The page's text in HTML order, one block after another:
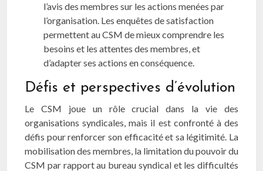
l’avis des membres sur les actions menées par
l’organisation. Les enquêtes de satisfaction
permettent au CSM de mieux comprendre les
besoins et les attentes des membres, et
d’adapter ses actions en conséquence.
Défis et perspectives d’évolution
Le CSM joue un rôle crucial dans la vie des
organisations syndicales, mais il est confronté à des
défis pour renforcer son efficacité et sa légitimité. La
mobilisation des membres, la limitation du pouvoir du
CSM par rapport au bureau syndical et les difficultés